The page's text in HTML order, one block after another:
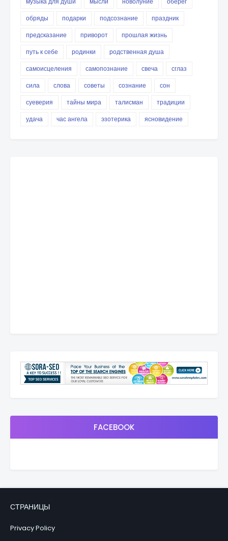
обряды
подарки подсознание
праздник
предсказание
приворот
прошлая жизнь
путь к себе
родинки
родственная душа
самоисцеления
самопознание свеча
сглаз
сила
слова советы сознание
сон
суеверия
тайны мира талисман
традиции
удача
час ангела эзотерика ясновидение
FACEBOOK
СТРАНИЦЫ
Privacy Policy